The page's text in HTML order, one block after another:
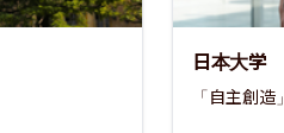
日本大学
「自主創造」